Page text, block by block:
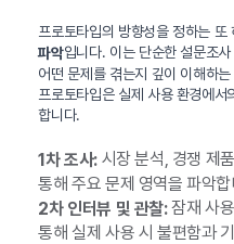
프로토타입의 방향성을 정하는 또
파악입니다. 이는 단순한 설문조
어떤 문제를 겪는지 깊이 이해하
프로토타입은 실제 사용 환경에
합니다.
1차 조사:시장 분석, 경쟁 제
통해 주요 문제 영역을 파악합
2차 인터뷰 및 관찰:잠재 사
통해 실제 사용 시 불편함과